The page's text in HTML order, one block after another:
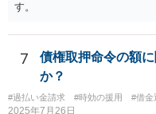
す。
7
債権取押命令の額
か？
#過払い金請求 #時効の援用 #借金
2025年7月26日